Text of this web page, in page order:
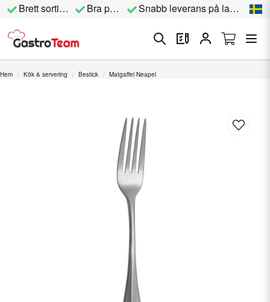
Brett sortiment Bra priser Snabb leverans på lagervara
Hem Kök & servering Bestick Matgaffel Neapel